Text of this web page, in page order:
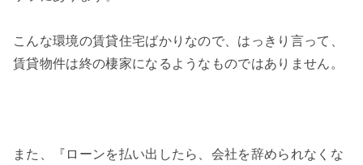
こんな環境の賃貸住宅ばかりなので、はっきり言って、
賃貸物件は終の棲家になるようなものではありません。
また、『ローンを払い出したら、会社を辞められなくな